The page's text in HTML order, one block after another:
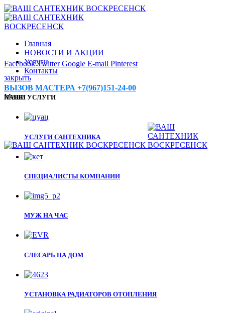
Главная
НОВОСТИ И АКЦИИ
Услуги
Контакты
ВЫЗОВ МАСТЕРА +7(967)151-24-00
Меню
Facebook Twitter Google E-mail Pinterest
закрыть
НАШИ УСЛУГИ
УСЛУГИ САНТЕХНИКА
СПЕЦИАЛИСТЫ КОМПАНИИ
МУЖ НА ЧАС
СЛЕСАРЬ НА ДОМ
УСТАНОВКА РАДИАТОРОВ ОТОПЛЕНИЯ